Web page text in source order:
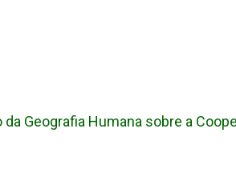
Geografia Humana sobre a